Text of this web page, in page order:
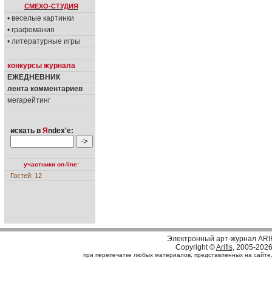
СМЕХО-СТУДИЯ
• веселые картинки
• графомания
• литературные игры
конкурсы журнала
ЕЖЕДНЕВНИК
лента комментариев
мегарейтинг
искать в Я ndex'е:
участники on-line:
Гостей: 12
Электронный арт-журнал
Copyright ©Arifis, 2005-2026
при перепечатке любых материалов, представленных на